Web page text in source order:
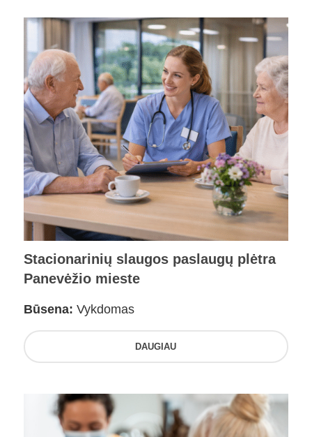
Stacionarinių slaugos paslaugų plėtra
Panevėžio mieste
Būsena: Vykdomas
DAUGIAU